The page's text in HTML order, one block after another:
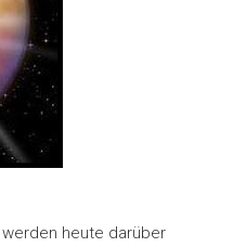
heute darüber